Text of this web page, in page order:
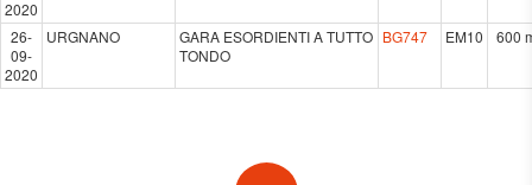
2020
26-
09-
2020
URGNANO
GARA ESORDIENTI A TUTTO
TONDO
BG747 EM10 600